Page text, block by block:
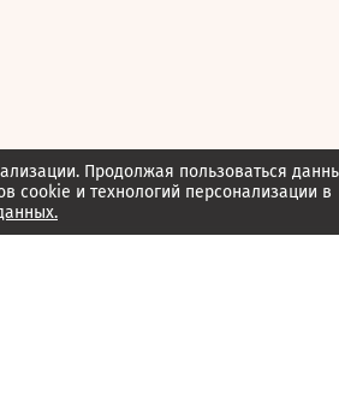
Продолжая пользоваться
cookie и технологий персонализации в